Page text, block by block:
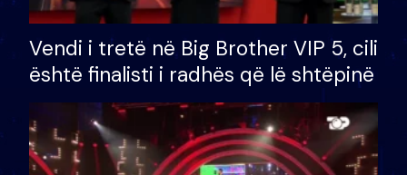
Vendi i tretë në Big Brother VIP 5, cili
është finalisti i radhës që lë shtëpinë